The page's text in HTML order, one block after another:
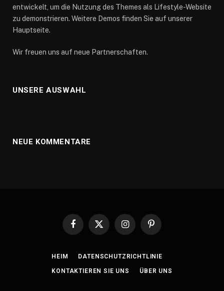
entwickelt, um die Nutzung des Themes als Lifestyle-Website
zu demonstrieren. Weitere Demos finden Sie auf unserer
Hauptseite.
Wir freuen uns auf neue Partnerschaften.
UNSERE AUSWAHL
NEUE KOMMENTARE
Facebook
X
InstagramPinterest
HEIM DATENSCHUTZRICHTLINIE
KONTAKTIEREN SIE UNS ÜBER UNS